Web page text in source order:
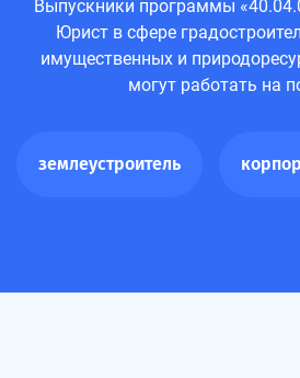
Выпускники программы
Юрист в сфере
имущественных и
могут работать на
землеустроитель